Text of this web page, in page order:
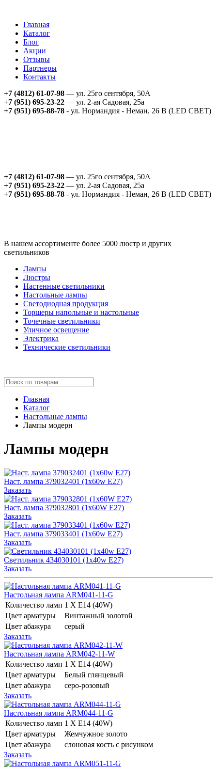
Главная
Каталог
Блог
Акции
Отзывы
Партнеры
Контакты
+7 (4812) 61-07-98 — ул. 25го сентября, 50А
+7 (951) 695-23-22 — ул. 2-ая Садовая, 25а
+7 (951) 695-88-78 - ул. Нормандия - Неман, 26 В (LED СВЕТ)
+7 (4812) 61-07-98 — ул. 25го сентября, 50А
+7 (951) 695-23-22 — ул. 2-ая Садовая, 25а
+7 (951) 695-88-78 - ул. Нормандия - Неман, 26 В (LED СВЕТ)
В нашем ассортименте более 5000 люстр и других
светильников
Лампы
Люстры
Настенные светильники
Настольные лампы
Светодиодная продукция
Торшеры напольные и настольные
Точечные светильники
Уличное освещение
Электрика
Технические светильники
Главная
Каталог
Настольные лампы
Лампы модерн
Лампы модерн
Наст. лампа 379032401 (1x60w E27)
Заказать
Наст. лампа 379032801 (1x60W E27)
Заказать
Наст. лампа 379033401 (1x60w E27)
Заказать
Светильник 434030101 (1x40w E27)
Заказать
Настольная лампа ARM041-11-G
Количество ламп 1 Х E14 (40W)
Цвет арматуры
Винтажный золотой
Цвет абажура
серый
Заказать
Настольная лампа ARM042-11-W
Количество ламп 1 Х E14 (40W)
Цвет арматуры
Белый глянцевый
Цвет абажура
серо-розовый
Заказать
Настольная лампа ARM044-11-G
Количество ламп 1 Х E14 (40W)
Цвет арматуры
Жемчужное золото
Цвет абажура
слоновая кость с рисунком
Заказать